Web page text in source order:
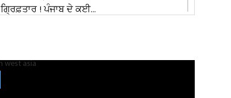
ਗ੍ਰਿਫ਼ਤਾਰ ! ਪੰਜਾਬ ਦੇ ਕਈ...